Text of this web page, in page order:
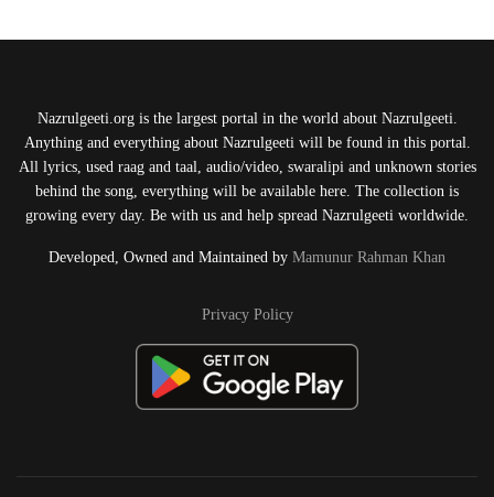
Nazrulgeeti.org is the largest portal in the world about Nazrulgeeti.
Anything and everything about Nazrulgeeti will be found in this portal.
All lyrics, used raag and taal, audio/video, swaralipi and unknown stories
behind the song, everything will be available here. The collection is
growing every day. Be with us and help spread Nazrulgeeti worldwide.
Developed, Owned and Maintained by Mamunur Rahman Khan
Privacy Policy